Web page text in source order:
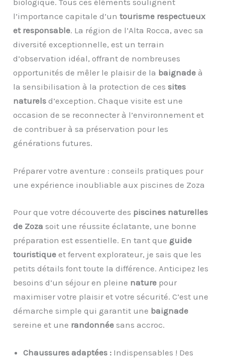
biologique. Tous ces éléments soulignent
l’importance capitale d’untourisme respectueux
et responsable. La région de l’Alta Rocca, avec sa
diversité exceptionnelle, est un terrain
d’observation idéal, offrant de nombreuses
opportunités de mêler le plaisir de la baignade à
la sensibilisation à la protection de cessites
naturels d’exception. Chaque visite est une
occasion de se reconnecter à l’environnement et
de contribuer à sa préservation pour les
générations futures.
Préparer votre aventure : conseils pratiques pour
une expérience inoubliable aux piscines de Zoza
Pour que votre découverte des piscines naturelles
de Zoza soit une réussite éclatante, une bonne
préparation est essentielle. En tant que guide
touristique et fervent explorateur, je sais que les
petits détails font toute la différence. Anticipez les
besoins d’un séjour en pleine nature pour
maximiser votre plaisir et votre sécurité. C’est une
démarche simple qui garantit une baignade
sereine et une randonnée sans accroc.
Chaussures adaptées : Indispensables ! Des